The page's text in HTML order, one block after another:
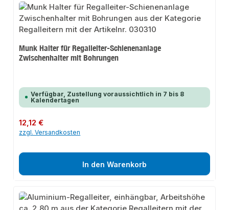
Munk Halter für Regalleiter-Schienenanlage
Zwischenhalter mit Bohrungen
Verfügbar, Zustellung voraussichtlich in 7 bis 8
Kalendertagen
Regulärer Preis:
12,12 €
zzgl. Versandkosten
In den Warenkorb